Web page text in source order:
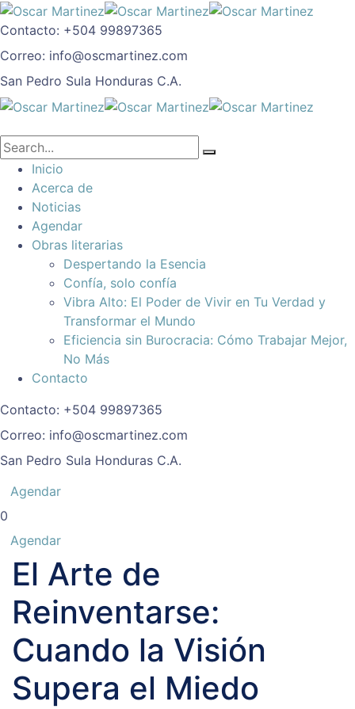
Contacto: +504 99897365
Correo: info@oscmartinez.com
San Pedro Sula Honduras C.A.
Inicio
Acerca de
Noticias
Agendar
Obras literarias
Despertando la Esencia
Confía, solo confía
Vibra Alto: El Poder de Vivir en Tu Verdad y
Transformar el Mundo
Eficiencia sin Burocracia: Cómo Trabajar Mejor,
No Más
Contacto
Contacto: +504 99897365
Correo: info@oscmartinez.com
San Pedro Sula Honduras C.A.
Agendar
0
Agendar
El Arte de
Reinventarse:
Cuando la Visión
Supera el Miedo